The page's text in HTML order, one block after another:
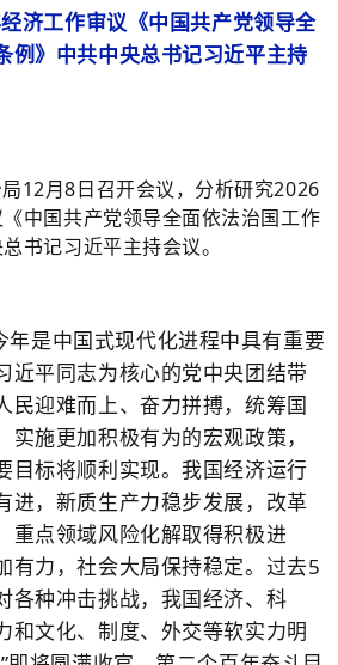
济工作审议《中国共产党领导全
例》中共中央总书记习近平主持
12月8日召开会议，分析研究2026
中国共产党领导全面依法治国工作
书记习近平主持会议。
年是中国式现代化进程中具有重要
近平同志为核心的党中央团结带
民迎难而上、奋力拼搏，统筹国
实施更加积极有为的宏观政策，
目标将顺利实现。我国经济运行
进，新质生产力稳步发展，改革
重点领域风险化解取得积极进
有力，社会大局保持稳定。过去5
各种冲击挑战，我国经济、科
和文化、制度、外交等软实力明